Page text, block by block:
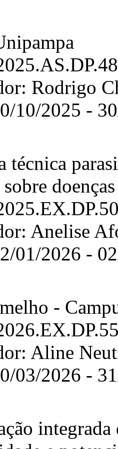
Rodrigo
10/2025 -
técnica
Anelise
01/2026 -
-
Aline
03/2026 -